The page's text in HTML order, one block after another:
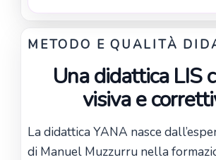
METODO E QUALITÀ
Una didattica LIS
visiva e
La didattica YANA nasce
di Manuel Muzzurru nella